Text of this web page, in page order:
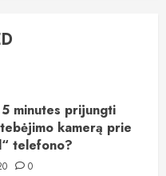
minutes prijungti
kamerą prie
telefono?
0